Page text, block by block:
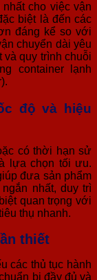
cho việc vận
biệt là đến các
đáng kể so với
chuyển dài yêu
và quy trình chuỗi
container lạnh
độ và hiệu
có thời hạn sử
lựa chọn tối ưu.
đưa sản phẩm
nhất, duy trì
quan trọng với
thụ nhanh.
thiết
các thủ tục hành
bị đầy đủ và